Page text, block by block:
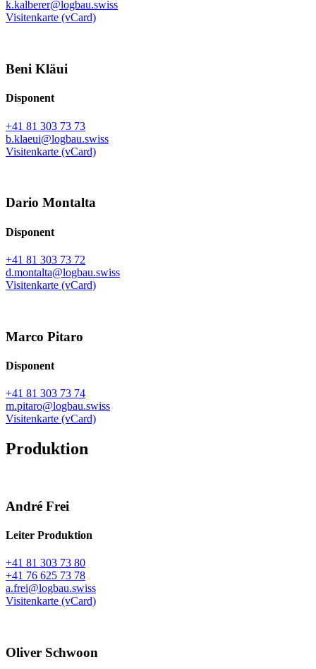
k.kalberer@logbau.swiss
Visitenkarte (vCard)
Beni Kläui
Disponent
+41 81 303 73 73
b.klaeui@logbau.swiss
Visitenkarte (vCard)
Dario Montalta
Disponent
+41 81 303 73 72
d.montalta@logbau.swiss
Visitenkarte (vCard)
Marco Pitaro
Disponent
+41 81 303 73 74
m.pitaro@logbau.swiss
Visitenkarte (vCard)
Produktion
André Frei
Leiter Produktion
+41 81 303 73 80
+41 76 625 73 78
a.frei@logbau.swiss
Visitenkarte (vCard)
Oliver Schwoon